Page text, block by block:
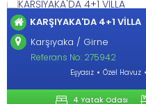
KARŞIYAKA'DA 4+1 VİLLA
Karşıyaka / Girne
Referans No: 275942
Eşyasız Özel Havuz
4 Yatak Odası